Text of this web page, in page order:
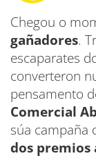
Chegou o
gañadores.
escaparates
converteron
pensamento
Comercial
súa campaña
dos premios